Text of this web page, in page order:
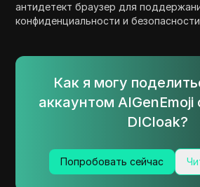
антидетект браузер для
конфиденциальности и
Как я могу
аккаунтом
DICloak?
Попробовать сейчас